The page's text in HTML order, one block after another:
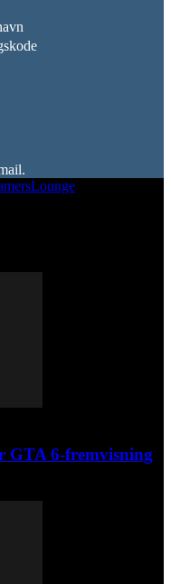
GTA 6-fremvisning